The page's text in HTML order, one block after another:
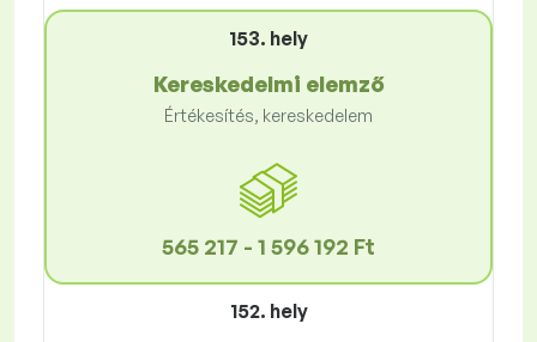
153. hely
Kereskedelmi elemző
Értékesítés, kereskedelem
565 217 - 1 596 192 Ft
152. hely